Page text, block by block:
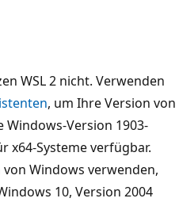
WSL 2 nicht. Verwenden
, um Ihre Version von
Version 1903-
x64-Systeme verfügbar.
Windows verwenden,
10, Version 2004